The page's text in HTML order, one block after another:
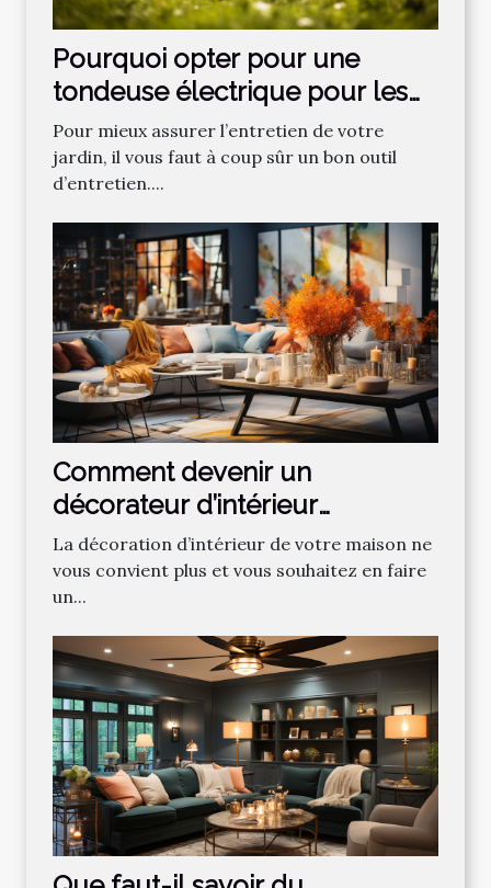
Pourquoi opter pour une
tondeuse électrique pour les
gazons ?
Pour mieux assurer l’entretien de votre
jardin, il vous faut à coup sûr un bon outil
d’entretien....
Comment devenir un
décorateur d’intérieur
professionnel ?
La décoration d’intérieur de votre maison ne
vous convient plus et vous souhaitez en faire
un...